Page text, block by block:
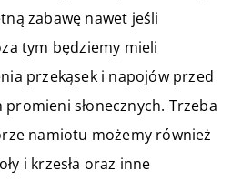
zabawę nawet jeśli
tym będziemy mieli
przekąsek i napojów przed
słonecznych. Trzeba
namiotu możemy również
i krzesła oraz inne